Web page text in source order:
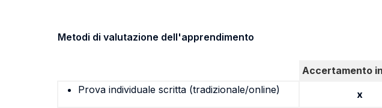
Metodi di valutazione dell'apprendimento
Accertamento
Prova individuale scritta (tradizionale/online)
x